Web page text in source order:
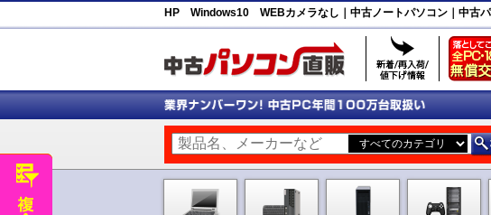
HP Windows10 WEBカメラなし｜中古ノートパソコン｜中古